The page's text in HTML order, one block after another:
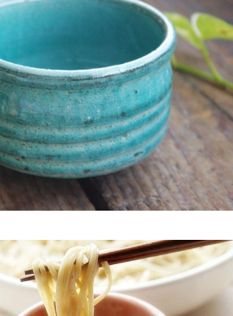
公式チャンネルがスタートしました！ぜ
ネル登録お願いします♪
た≫ 2024年1月21日 大垣ケーブルテレ
探訪 おちょぼさんの参道をぶらぶら歩
ごはん器のお店 らいすぼーる 千代保稲
た。
うれしい♪何個あっても便利な手づく